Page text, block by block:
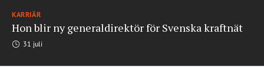
KARRIÄR
Hon blir ny generaldirektör för Svenska kraftnät
31 juli